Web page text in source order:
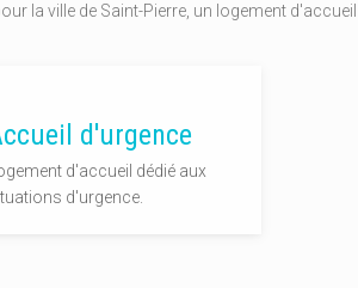
la ville de Saint-Pierre, un logement d'accueil
d'urgence
d'accueil dédié aux
d'urgence.